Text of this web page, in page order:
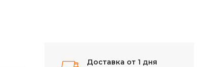
Доставка от 1 дня